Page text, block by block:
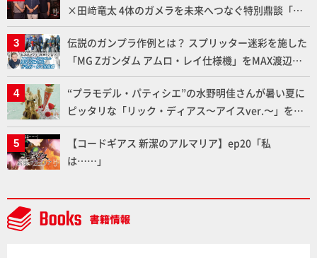
×田﨑竜太 4体のガメラを未来へつなぐ特別鼎談「ガ
メラ永久保存化プロジェクト FINAL」
伝説のガンプラ作例とは？ スプリッター迷彩を施した
「MG Zガンダム アムロ・レイ仕様機」をMAX渡辺が
ふたたび塗る!!【試し読み】
“プラモデル・パティシエ”の水野明佳さんが暑い夏に
ピッタリな「リック・ディアス〜アイスver.〜」を製
作【ガンダムフォワード Vol.11抜粋】
【コードギアス 新潔のアルマリア】ep20「私
は……」